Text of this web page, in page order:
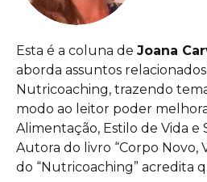
Esta é a coluna de Joana
aborda assuntos
Nutricoaching, trazendo
modo ao leitor poder
Alimentação, Estilo de Vida e
Autora do livro “Corpo Novo,
do “Nutricoaching” acredita